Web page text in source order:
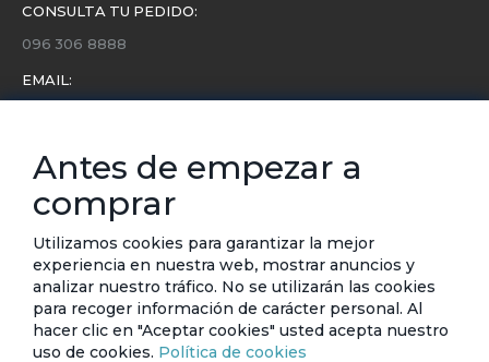
CONSULTA TU PEDIDO:
096 306 8888
EMAIL:
Conoce toda la información sobre últimas colecciones,
eventos y ofertas.
Subscríbete a nuestro newsletter
SUSCRIBIRSE
Antes de empezar a
comprar
Utilizamos cookies para garantizar la mejor
experiencia en nuestra web, mostrar anuncios y
analizar nuestro tráfico. No se utilizarán las cookies
para recoger información de carácter personal. Al
hacer clic en "Aceptar cookies" usted acepta nuestro
uso de cookies. Política de cookies